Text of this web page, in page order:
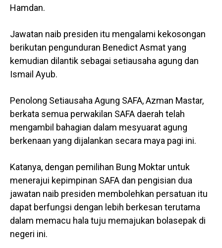
Hamdan.
Jawatan naib presiden itu mengalami kekosongan
berikutan pengunduran Benedict Asmat yang
kemudian dilantik sebagai setiausaha agung dan
Ismail Ayub.
Penolong Setiausaha Agung SAFA, Azman Mastar,
berkata semua perwakilan SAFA daerah telah
mengambil bahagian dalam mesyuarat agung
berkenaan yang dijalankan secara maya pagi ini.
Katanya, dengan pemilihan Bung Moktar untuk
menerajui kepimpinan SAFA dan pengisian dua
jawatan naib presiden membolehkan persatuan itu
dapat berfungsi dengan lebih berkesan terutama
dalam memacu hala tuju memajukan bolasepak di
negeri ini.